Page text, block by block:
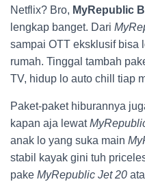
Netflix? Bro, MyRepublic
lengkap banget. Dari
sampai OTT eksklusif bisa
rumah. Tinggal tambah
TV, hidup lo auto chill tiap
Paket-paket hiburannya
kapan aja lewat
anak lo yang suka main
stabil kayak gini tuh
pake MyRepublic Jet 20